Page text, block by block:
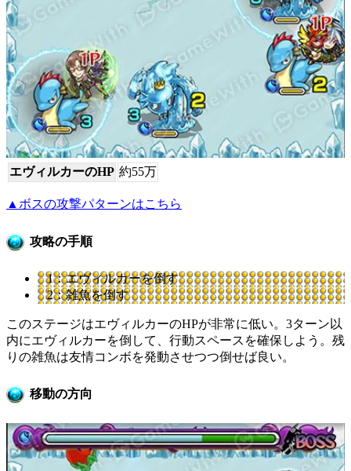
エヴィルカーのHP 約55万
▲ボスの攻撃パターンはこちら
攻略の手順
1：エヴィルカーを倒す
2：雑魚を倒す
このステージはエヴィルカーのHPが非常に低い。3ターン以
内にエヴィルカーを倒して、行動スペースを確保しよう。残
りの雑魚は友情コンボを発動させつつ倒せば良い。
移動の方向